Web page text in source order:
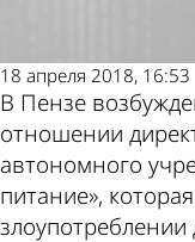
18 апреля 2018, 16:53
В Пензе
отношении
автономного
питание»,